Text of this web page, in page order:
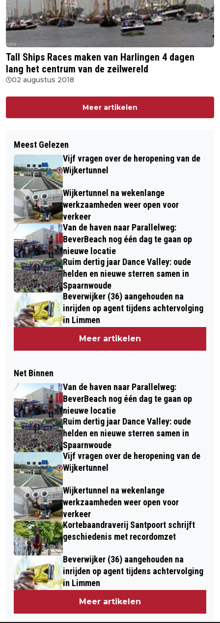
Tall Ships Races maken van Harlingen 4 dagen
lang het centrum van de zeilwereld
02 augustus 2018
Meer artikelen
Meest Gelezen
Vijf vragen over de heropening van de
Wijkertunnel
Wijkertunnel na wekenlange
werkzaamheden weer open voor
verkeer
Van de haven naar Parallelweg:
BeverBeach nog één dag te gaan op
nieuwe locatie
Ruim dertig jaar Dance Valley: oude
helden en nieuwe sterren samen in
Spaarnwoude
Beverwijker (36) aangehouden na
inrijden op agent tijdens achtervolging
in Limmen
Meer artikelen
Net Binnen
Van de haven naar Parallelweg:
BeverBeach nog één dag te gaan op
nieuwe locatie
Ruim dertig jaar Dance Valley: oude
helden en nieuwe sterren samen in
Spaarnwoude
Vijf vragen over de heropening van de
Wijkertunnel
Wijkertunnel na wekenlange
werkzaamheden weer open voor
verkeer
Kortebaandraverij Santpoort schrijft
geschiedenis met recordomzet
Beverwijker (36) aangehouden na
inrijden op agent tijdens achtervolging
in Limmen
Meer artikelen